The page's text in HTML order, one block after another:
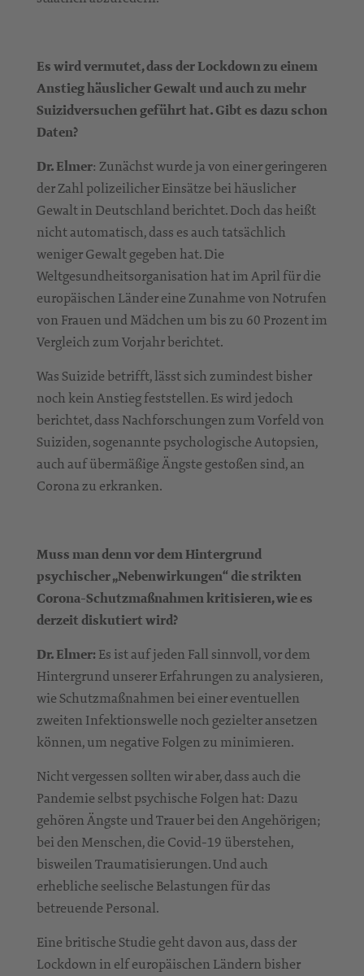
Es wird vermutet, dass der Lockdown zu einem
Anstieg häuslicher Gewalt und auch zu mehr
Suizidversuchen geführt hat. Gibt es dazu schon
Daten?
Dr. Elmer: Zunächst wurde ja von einer geringeren
der Zahl polizeilicher Einsätze bei häuslicher
Gewalt in Deutschland berichtet. Doch das heißt
nicht automatisch, dass es auch tatsächlich
weniger Gewalt gegeben hat. Die
Weltgesundheitsorganisation hat im April für die
europäischen Länder eine Zunahme von Notrufen
von Frauen und Mädchen um bis zu 60 Prozent im
Vergleich zum Vorjahr berichtet.
Was Suizide betrifft, lässt sich zumindest bisher
noch kein Anstieg feststellen. Es wird jedoch
berichtet, dass Nachforschungen zum Vorfeld von
Suiziden, sogenannte psychologische Autopsien,
auch auf übermäßige Ängste gestoßen sind, an
Corona zu erkranken.
Muss man denn vor dem Hintergrund
psychischer „Nebenwirkungen“ die strikten
Corona-Schutzmaßnahmen kritisieren, wie es
derzeit diskutiert wird?
Dr. Elmer: Es ist auf jeden Fall sinnvoll, vor dem
Hintergrund unserer Erfahrungen zu analysieren,
wie Schutzmaßnahmen bei einer eventuellen
zweiten Infektionswelle noch gezielter ansetzen
können, um negative Folgen zu minimieren.
Nicht vergessen sollten wir aber, dass auch die
Pandemie selbst psychische Folgen hat: Dazu
gehören Ängste und Trauer bei den Angehörigen;
bei den Menschen, die Covid-19 überstehen,
bisweilen Traumatisierungen. Und auch
erhebliche seelische Belastungen für das
betreuende Personal.
Eine britische Studie geht davon aus, dass der
Lockdown in elf europäischen Ländern bisher